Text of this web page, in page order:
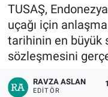
TUSAŞ,
uçağı için
tarihinin en büyük
sözleşmesini
RAVZA ASLAN
EDITÖR
Bilim, Teknoloji
KÜLTÜR-SANAT
Bursa Trafik
Süper Lig Puan